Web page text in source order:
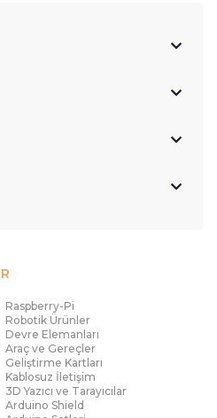
Raspberry-Pi
Robotik Ürünler
Devre Elemanları
Araç ve Gereçler
Geliştirme Kartları
Kablosuz İletişim
3D Yazıcı ve Tarayıcılar
Arduino Shield